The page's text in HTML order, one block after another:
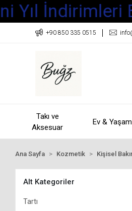
İndirimleri
+90 850 335 0515
Takı ve
Aksesuar
Ev & Yaşam
Ana Sayfa Kozmetik Kişisel
Alt Kategoriler
Tartı